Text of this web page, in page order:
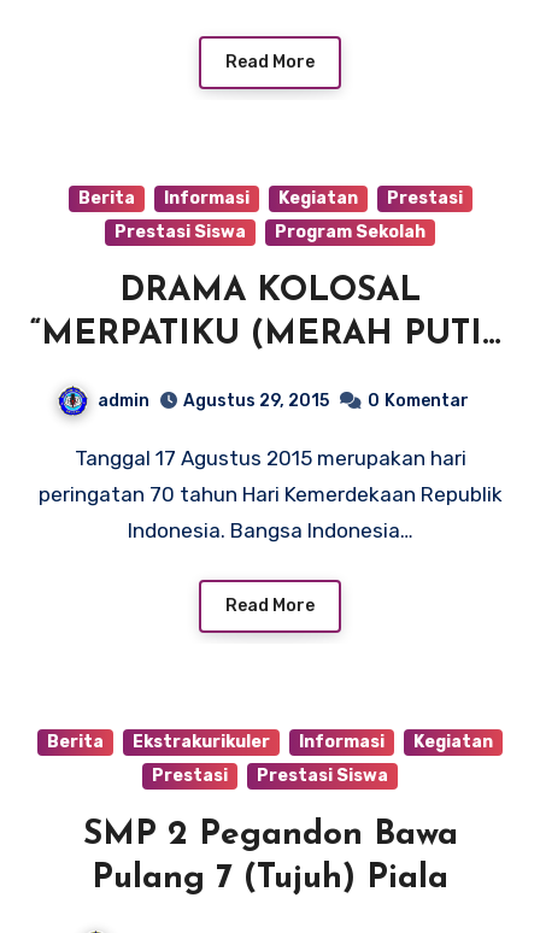
Read More
Berita Informasi Kegiatan
Prestasi
Prestasi Siswa
Program Sekolah
DRAMA KOLOSAL
“MERPATIKU (MERAH PUTIH
INDONESIAKU)” SMP 2
PEGANDON
admin Agustus 29, 2015 0 Komentar
Tanggal 17 Agustus 2015 merupakan hari
peringatan 70 tahun Hari Kemerdekaan Republik
Indonesia. Bangsa Indonesia…
Read More
Berita Ekstrakurikuler Informasi
Kegiatan
Prestasi
Prestasi Siswa
SMP 2 Pegandon Bawa
Pulang 7 (Tujuh) Piala